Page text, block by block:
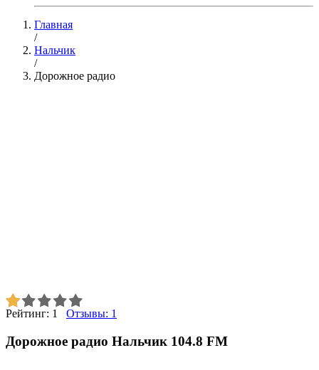
Главная
/
Нальчик
/
Дорожное радио
Рейтинг: 1 Отзывы: 1
Дорожное радио Нальчик 104.8 FM